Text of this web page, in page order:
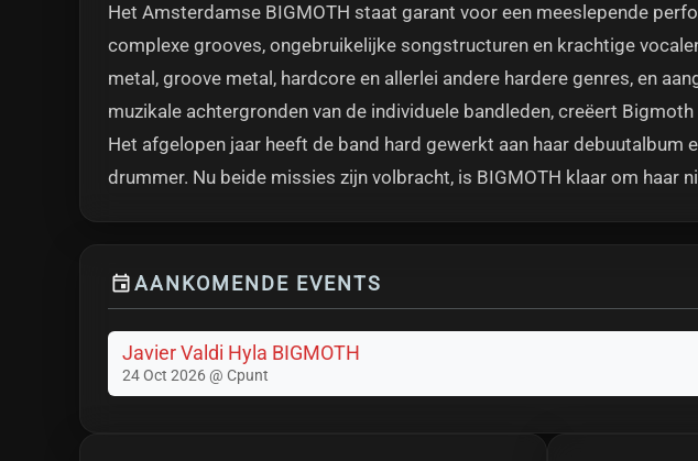
Het Amsterdamse BIGMOTH staat garant voor een meeslepende
complexe grooves, ongebruikelijke songstructuren en krachtige
metal, groove metal, hardcore en allerlei andere hardere genres, en
muzikale achtergronden van de individuele bandleden, creëert
Het afgelopen jaar heeft de band hard gewerkt aan haar debuutalbum
drummer. Nu beide missies zijn volbracht, is BIGMOTH klaar om haar
AANKOMENDE EVENTS
Javier Valdi Hyla BIGMOTH
24 Oct 2026 @ Cpunt